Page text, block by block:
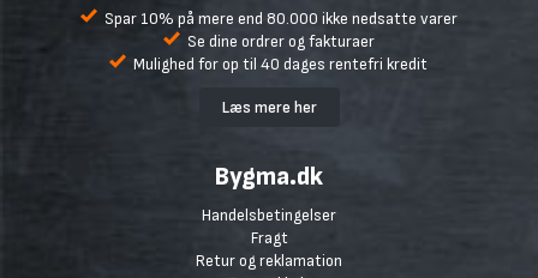
Spar 10% på mere end 80.000 ikke nedsatte varer
Se dine ordrer og fakturaer
Mulighed for op til 40 dages rentefri kredit
Læs mere her
Bygma.dk
Handelsbetingelser
Fragt
Retur og reklamation